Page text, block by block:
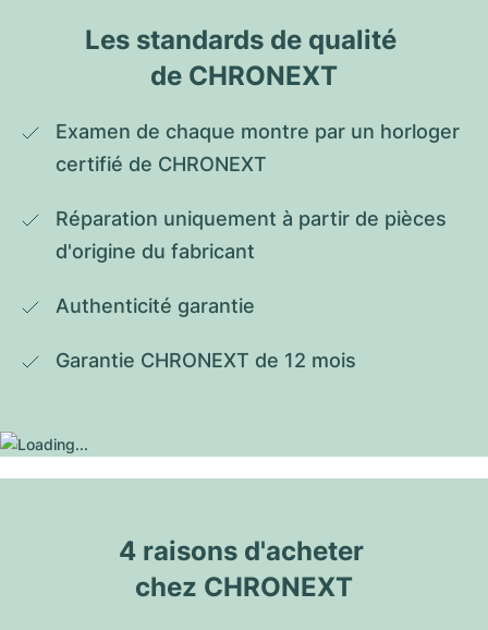
Les standards de qualité
de CHRONEXT
Examen de chaque montre par un horloger
certifié de CHRONEXT
Réparation uniquement à partir de pièces
d'origine du fabricant
Authenticité garantie
Garantie CHRONEXT de 12 mois
4 raisons d'acheter
chez CHRONEXT